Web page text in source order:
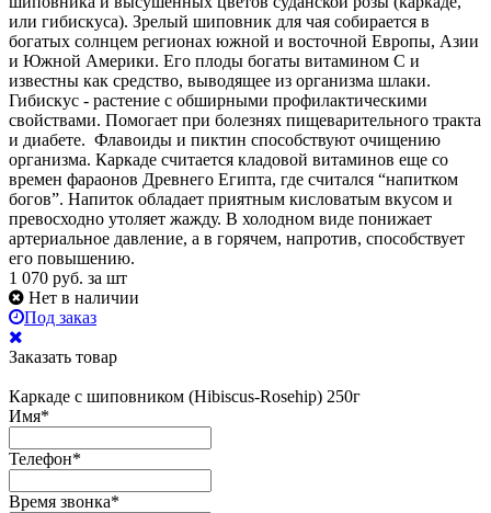
или гибискуса). Зрелый шиповник для чая собирается в
богатых солнцем регионах южной и восточной Европы, Азии
и Южной Америки. Его плоды богаты витамином С и
известны как средство, выводящее из организма шлаки.
Гибискус - растение с обширными профилактическими
свойствами. Помогает при болезнях пищеварительного тракта
и диабете. Флавоиды и пиктин способствуют очищению
организма. Каркаде считается кладовой витаминов еще со
времен фараонов Древнего Египта, где считался “напитком
богов”. Напиток обладает приятным кисловатым вкусом и
превосходно утоляет жажду. В холодном виде понижает
артериальное давление, а в горячем, напротив, способствует
его повышению.
1 070 руб. за шт
Нет в наличии
Под заказ
Заказать товар
Каркаде с шиповником (Hibiscus-Rosehip) 250г
Имя*
Телефон*
Время звонка*